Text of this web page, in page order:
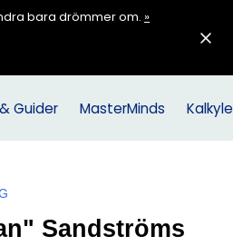
bara drömmer om. »
Guider MasterMinds
Sandströms